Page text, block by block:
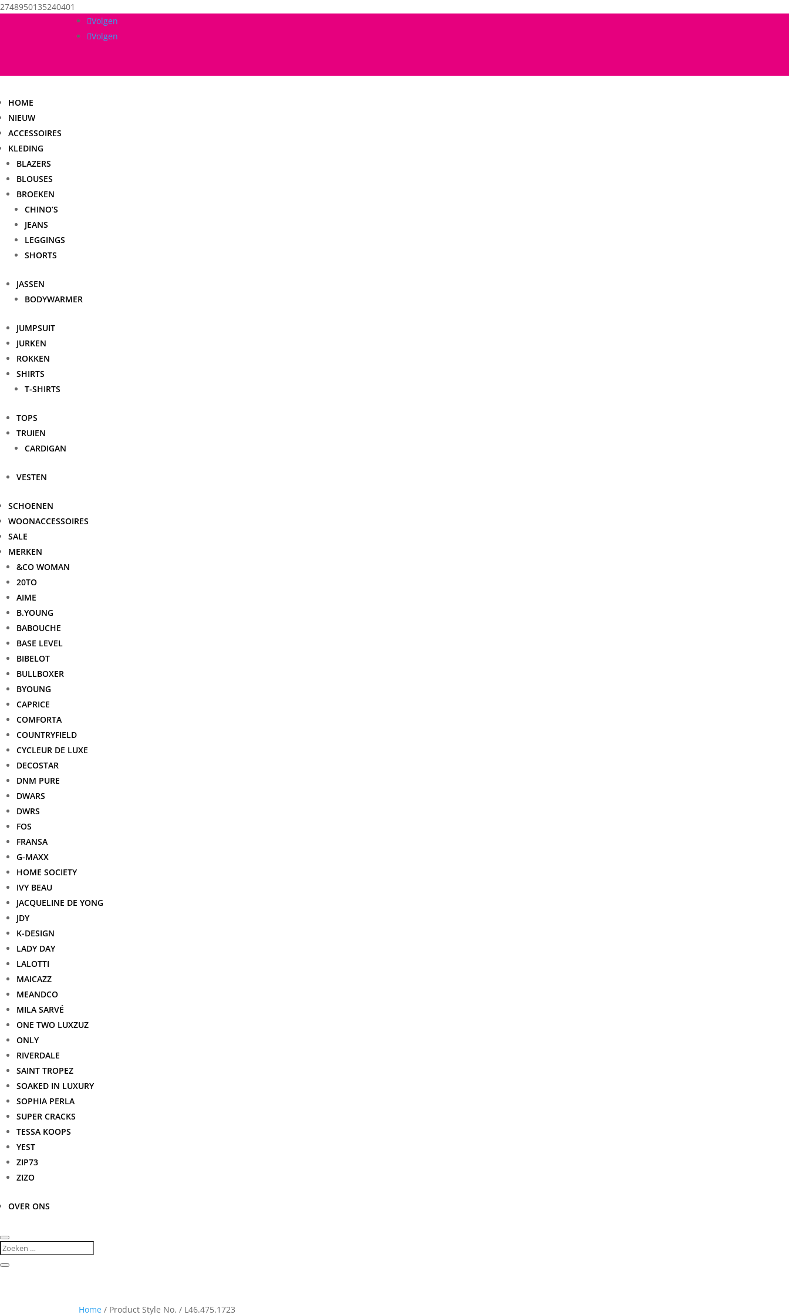
2748950135240401
Volgen
Volgen
HOME
NIEUW
ACCESSOIRES
KLEDING
BLAZERS
BLOUSES
BROEKEN
CHINO’S
JEANS
LEGGINGS
SHORTS
JASSEN
BODYWARMER
JUMPSUIT
JURKEN
ROKKEN
SHIRTS
T-SHIRTS
TOPS
TRUIEN
CARDIGAN
VESTEN
SCHOENEN
WOONACCESSOIRES
SALE
MERKEN
&CO WOMAN
20TO
AIME
B.YOUNG
BABOUCHE
BASE LEVEL
BIBELOT
BULLBOXER
BYOUNG
CAPRICE
COMFORTA
COUNTRYFIELD
CYCLEUR DE LUXE
DECOSTAR
DNM PURE
DWARS
DWRS
FOS
FRANSA
G-MAXX
HOME SOCIETY
IVY BEAU
JACQUELINE DE YONG
JDY
K-DESIGN
LADY DAY
LALOTTI
MAICAZZ
MEANDCO
MILA SARVÉ
ONE TWO LUXZUZ
ONLY
RIVERDALE
SAINT TROPEZ
SOAKED IN LUXURY
SOPHIA PERLA
SUPER CRACKS
TESSA KOOPS
YEST
ZIP73
ZIZO
OVER ONS
Home / Product Style No. / L46.475.1723